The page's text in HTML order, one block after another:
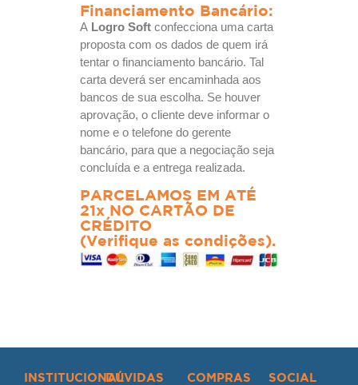
Financiamento Bancário:
A Logro Soft confecciona uma carta
proposta com os dados de quem irá
tentar o financiamento bancário. Tal
carta deverá ser encaminhada aos
bancos de sua escolha. Se houver
aprovação, o cliente deve informar o
nome e o telefone do gerente
bancário, para que a negociação seja
concluída e a entrega realizada.
PARCELAMOS EM ATÉ
21x NO CARTÃO DE
CRÉDITO
(Verifique as condições).
INSTITUCIONALDÚVIDAS COMPRAS SOCIAL